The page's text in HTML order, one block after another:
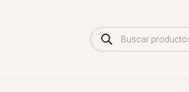
de
productos